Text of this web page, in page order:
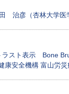
治彦（杏林大学医
ラスト表示 Bone
安全機構 富山労災